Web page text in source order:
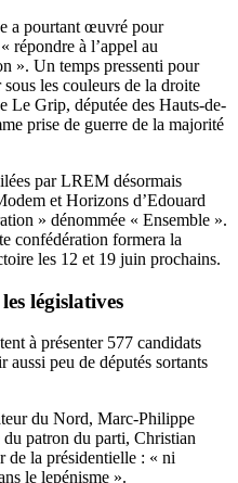
a pourtant œuvré pour
répondre à l’appel au
». Un temps pressenti pour
les couleurs de la droite
Le Grip, députée des Hauts-de-
prise de guerre de la majorité
par LREM désormais
et Horizons d’Edouard
» dénommée « Ensemble ».
confédération formera la
les 12 et 19 juin prochains.
législatives
à présenter 577 candidats
aussi peu de députés sortants
du Nord, Marc-Philippe
patron du parti, Christian
de la présidentielle : « ni
le lepénisme ».